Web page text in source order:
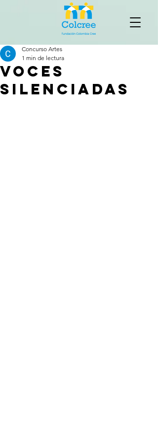
Voces
silenciadas
Concurso Artes
1 min de lectura